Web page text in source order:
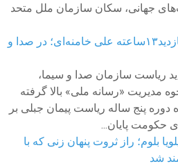
جهانی، سکان سازمان ملل متحد
از «بی‌سیم پهلوی» تا بازدید۱۳ساعته علی خامنه‌ای؛ در صدا و
ریاست سازمان صدا و سیما،
مدیریت «رسانه ملی» بالا گرفته
پنج ساله ریاست پیمان جبلی بر
حکومت پایان...
بلوم؛ راز ثروت پنهان زنی که با
شد